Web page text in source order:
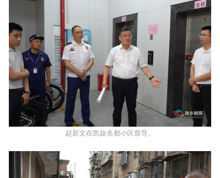
赵新文在凯旋名都小区督导。